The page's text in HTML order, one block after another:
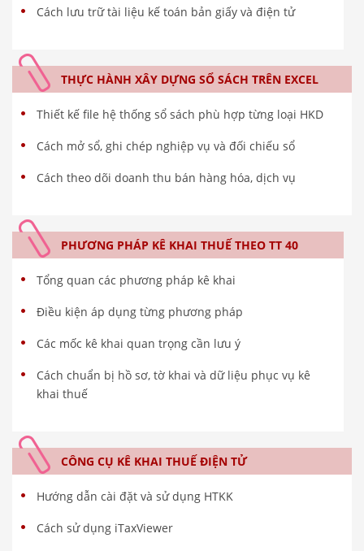
Cách lưu trữ tài liệu kế toán bản giấy và điện tử
THỰC HÀNH XÂY DỰNG SỔ SÁCH TRÊN EXCEL
Thiết kế file hệ thống sổ sách phù hợp từng loại HKD
Cách mở sổ, ghi chép nghiệp vụ và đối chiếu sổ
Cách theo dõi doanh thu bán hàng hóa, dịch vụ
PHƯƠNG PHÁP KÊ KHAI THUẾ THEO TT 40
Tổng quan các phương pháp kê khai
Điều kiện áp dụng từng phương pháp
Các mốc kê khai quan trọng cần lưu ý
Cách chuẩn bị hồ sơ, tờ khai và dữ liệu phục vụ kê
khai thuế
CÔNG CỤ KÊ KHAI THUẾ ĐIỆN TỬ
Hướng dẫn cài đặt và sử dụng HTKK
Cách sử dụng iTaxViewer